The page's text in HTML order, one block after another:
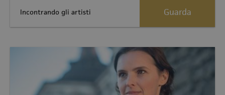
Incontrando gli artisti Guarda